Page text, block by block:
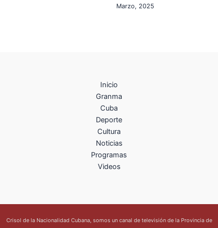
Marzo, 2025
Inicio
Granma
Cuba
Deporte
Cultura
Noticias
Programas
Videos
Crisol de la Nacionalidad Cubana, somos un canal de televisión de la Provincia de